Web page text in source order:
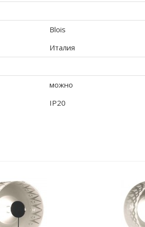
Blois
Италия
можно
IP20